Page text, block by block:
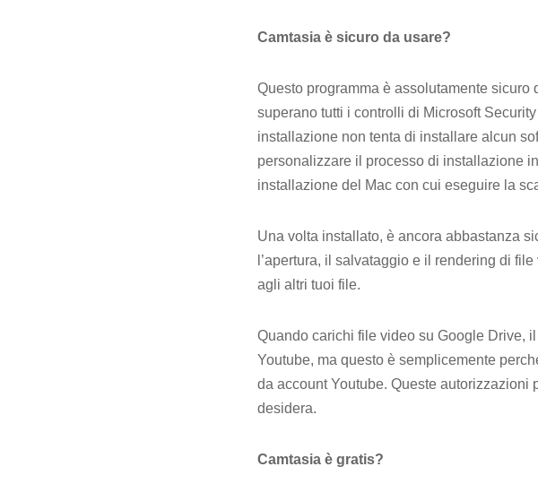
Camtasia è sicuro da usare?
Questo programma è assolutamente
superano tutti i controlli di Microsoft
installazione non tenta di installare alcun
personalizzare il processo di installazione
installazione del Mac con cui eseguire la
Una volta installato, è ancora abbastanza
l’apertura, il salvataggio e il rendering di
agli altri tuoi file.
Quando carichi file video su Google Drive,
Youtube, ma questo è semplicemente
da account Youtube. Queste
desidera.
Camtasia è gratis?